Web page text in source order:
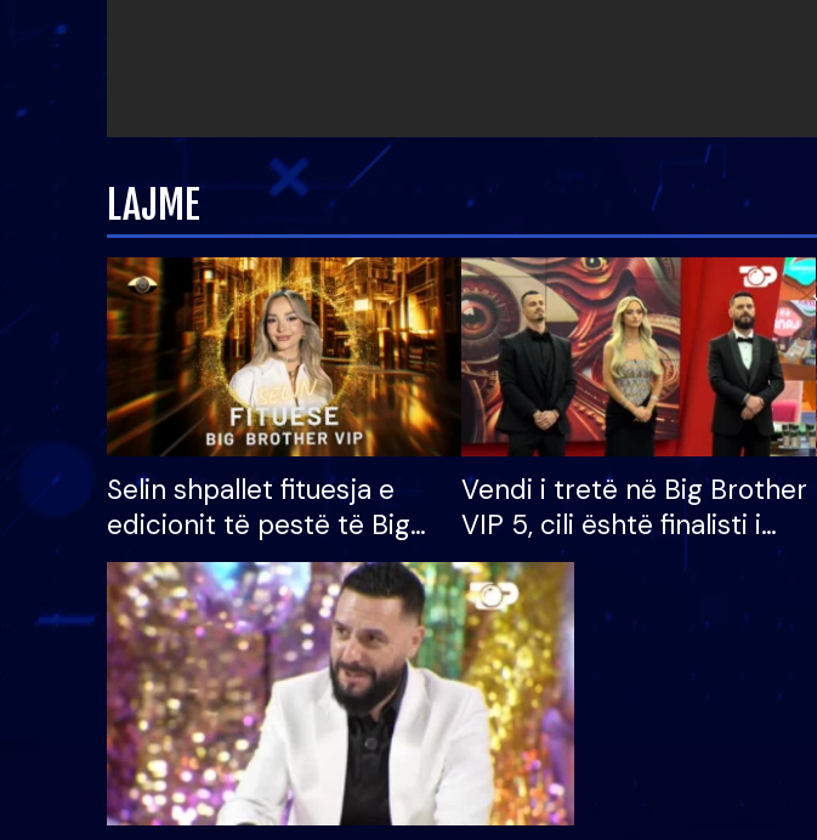
LAJME
Selin shpallet fituesja e
edicionit të pestë të Big
Brother VIP, rrëmben
çmimin e madh prej 100
mijë eurosh
Vendi i tretë në Big Brother
VIP 5, cili është finalisti i
radhës që lë shtëpinë